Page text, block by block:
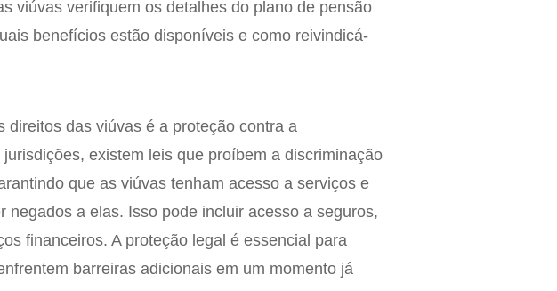
viúvas verifiquem os detalhes do plano de pensão
benefícios estão disponíveis e como reivindicá-
direitos das viúvas é a proteção contra a
existem leis que proíbem a discriminação
que as viúvas tenham acesso a serviços e
negados a elas. Isso pode incluir acesso a seguros,
financeiros. A proteção legal é essencial para
barreiras adicionais em um momento já